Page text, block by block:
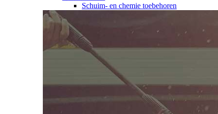
Schuim- en chemie toebehoren